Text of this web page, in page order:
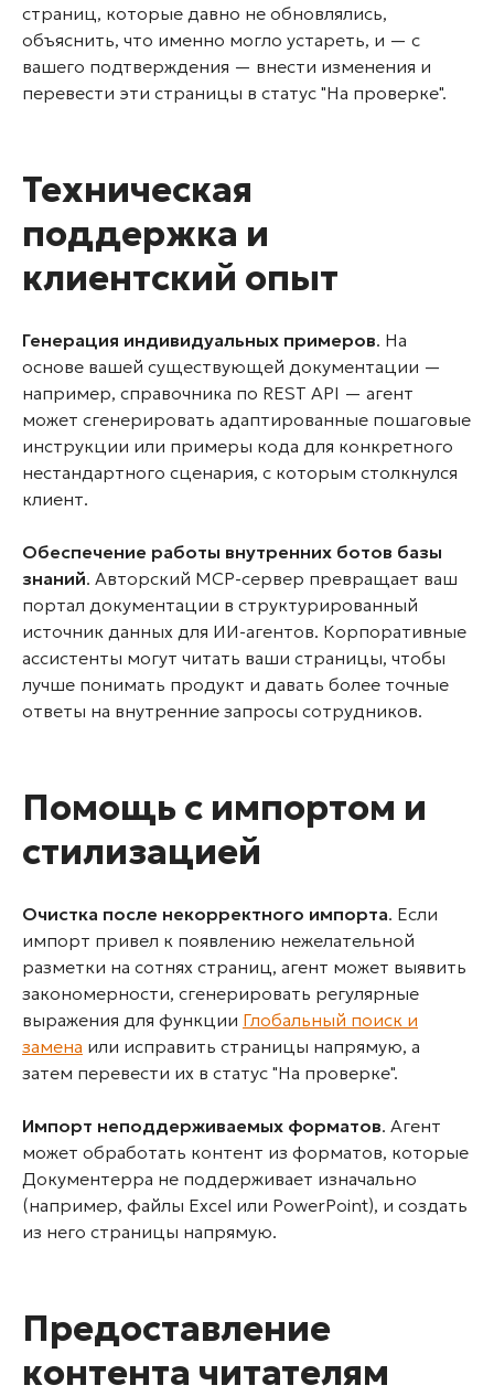
страниц, которые давно не обновлялись,
объяснить, что именно могло устареть, и — с
вашего подтверждения — внести изменения и
перевести эти страницы в статус "На проверке".
Техническая
поддержка и
клиентский опыт
Генерация индивидуальных примеров. На
основе вашей существующей документации —
например, справочника по REST API — агент
может сгенерировать адаптированные пошаговые
инструкции или примеры кода для конкретного
нестандартного сценария, с которым столкнулся
клиент.
Обеспечение работы внутренних ботов базы
знаний. Авторский MCP-сервер превращает ваш
портал документации в структурированный
источник данных для ИИ-агентов. Корпоративные
ассистенты могут читать ваши страницы, чтобы
лучше понимать продукт и давать более точные
ответы на внутренние запросы сотрудников.
Помощь с импортом и
стилизацией
Очистка после некорректного импорта. Если
импорт привел к появлению нежелательной
разметки на сотнях страниц, агент может выявить
закономерности, сгенерировать регулярные
выражения для функции Глобальный поиск и
замена или исправить страницы напрямую, а
затем перевести их в статус "На проверке".
Импорт неподдерживаемых форматов. Агент
может обработать контент из форматов, которые
Документерра не поддерживает изначально
(например, файлы Excel или PowerPoint), и создать
из него страницы напрямую.
Предоставление
контента читателям